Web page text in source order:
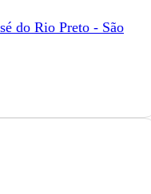
do Rio Preto - São